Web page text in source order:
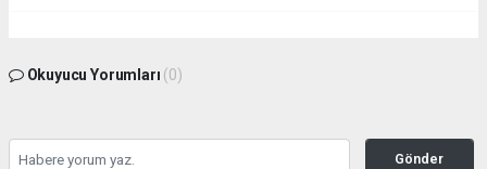
Okuyucu Yorumları (0)
Gönder